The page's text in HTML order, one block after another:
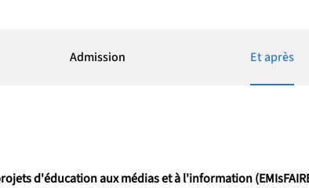
Admission Et après
d'éducation aux médias et à l'information